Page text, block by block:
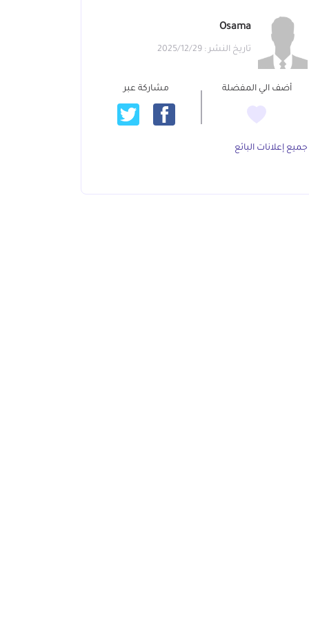
Osama
تاريخ النشر : 2025/12/29
أضف الي المفضلة مشاركة عبر
جميع إعلانات البائع